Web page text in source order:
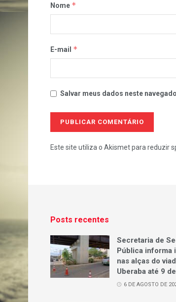
Nome *
E-mail *
Salvar meus dados neste
Este site utiliza o Akismet para reduzir
Posts recentes
Secretaria de
Pública informa
nas alças do
Uberaba até 9
6 DE AGOSTO DE